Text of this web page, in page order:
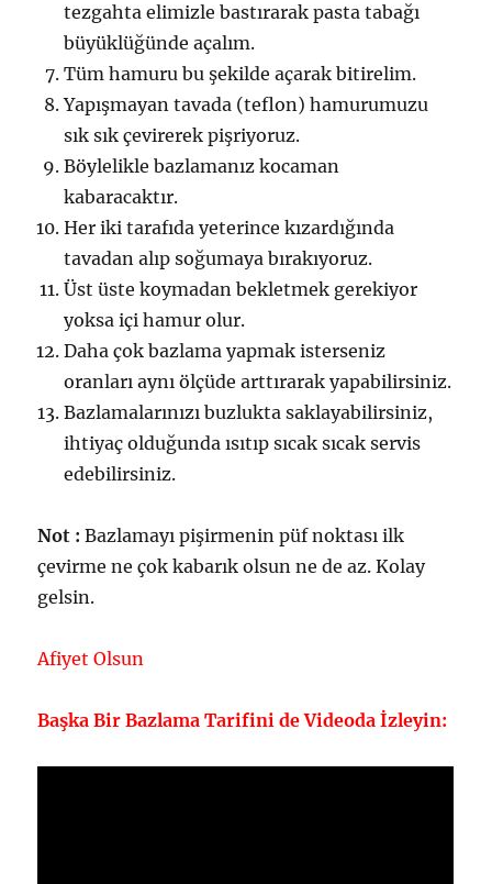
tezgahta elimizle bastırarak pasta tabağı
büyüklüğünde açalım.
Tüm hamuru bu şekilde açarak bitirelim.
Yapışmayan tavada (teflon) hamurumuzu
sık sık çevirerek pişriyoruz.
Böylelikle bazlamanız kocaman
kabaracaktır.
Her iki tarafıda yeterince kızardığında
tavadan alıp soğumaya bırakıyoruz.
Üst üste koymadan bekletmek gerekiyor
yoksa içi hamur olur.
Daha çok bazlama yapmak isterseniz
oranları aynı ölçüde arttırarak yapabilirsiniz.
Bazlamalarınızı buzlukta saklayabilirsiniz,
ihtiyaç olduğunda ısıtıp sıcak sıcak servis
edebilirsiniz.
Not : Bazlamayı pişirmenin püf noktası ilk
çevirme ne çok kabarık olsun ne de az. Kolay
gelsin.
Afiyet Olsun
Başka Bir Bazlama Tarifini de Videoda İzleyin: